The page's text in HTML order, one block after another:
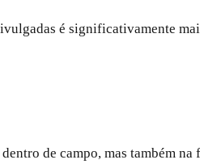
é significativamente
de campo, mas também na